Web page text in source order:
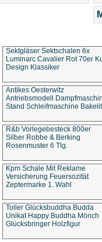
Sektgläser Sektschalen 6x
Luminarc Cavalier Rot 70er
Design Klassiker
Antikes Oesterwitz
Antriebsmodell
Stand Schleifmaschine Bakelit
R&b Vorlegebesteck 800er
Silber Robbe & Berking
Rosenmuster 6 Tlg.
Kpm Schale Mit Reklame
Versicherung Feuersozität
Zeptermarke 1. Wahl
Toller Glücksbuddha Budda
Unikat Happy Buddha Mönch
Glücksbringer Holzfigur